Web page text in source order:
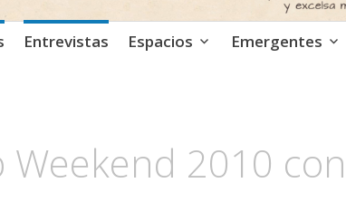
Entrevistas Espacios Emergentes
Weekend 2010 con